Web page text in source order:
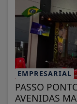
EMPRESARIAL
PASSO
AVENIDAS